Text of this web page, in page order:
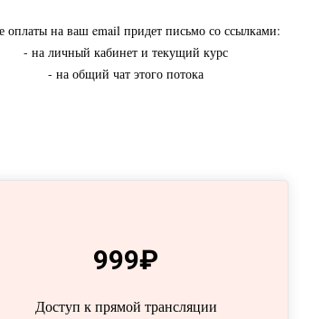
оплаты на ваш email придет письмо со ссылками:
- на личный кабинет и текущий курс
- на общий чат этого потока
999₽
Доступ к прямой трансляции